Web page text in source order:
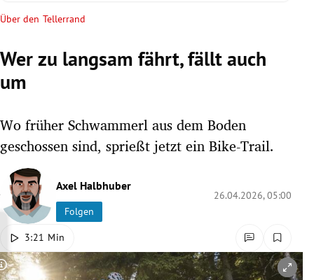
Untermenü
Untermenü
Untermenü
Über den Tellerrand
Wer zu langsam fährt, fällt auch
um
Wo früher Schwammerl aus dem Boden
geschossen sind, sprießt jetzt ein Bike-Trail.
Axel Halbhuber
Folgen
26.04.2026, 05:00
3:21 Min
Copyright-Hinweis öffnen/schließen